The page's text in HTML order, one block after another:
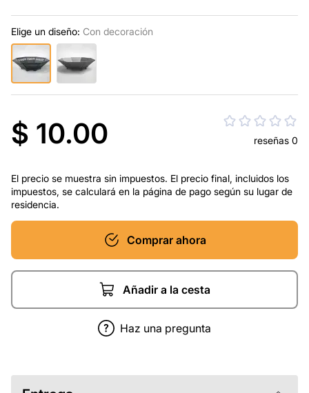
Elige un diseño: Con decoración
$ 10.00 reseñas 0
El precio se muestra sin impuestos. El precio final, incluidos los
impuestos, se calculará en la página de pago según su lugar de
residencia.
Comprar ahora
Añadir a la cesta
Haz una pregunta